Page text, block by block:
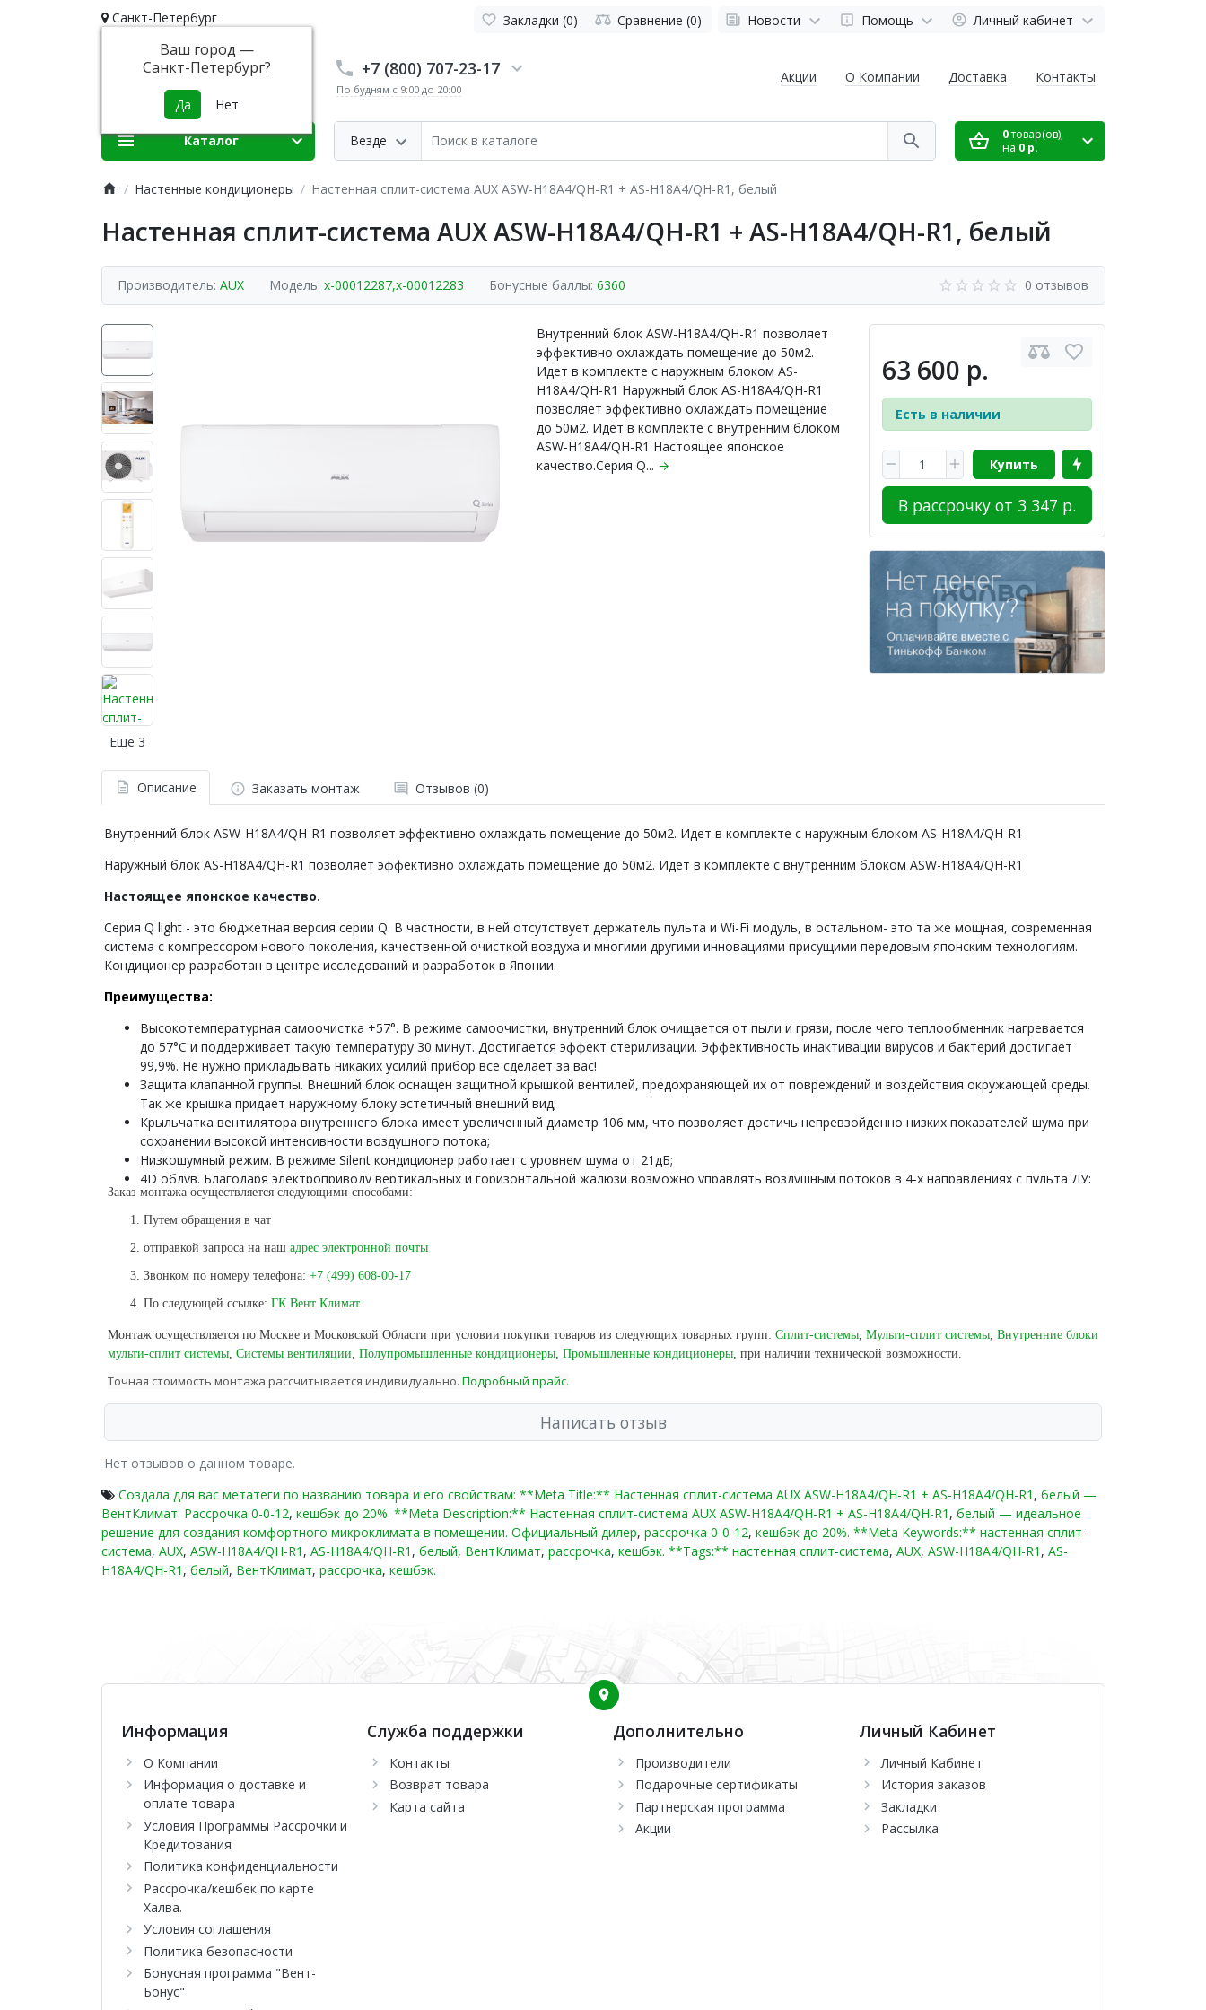
Санкт-Петербург
Ваш город —
Санкт-Петербург?
Закладки (0) Сравнение (0) Новости Помощь Личный кабинет
+7 (800) 707-23-17
По будням с 9:00 до 20:00
Везде
Акции О Компании Доставка Контакты
0товар(ов),
на 0 р.
Каталог
Настенные кондиционеры Настенная сплит-система AUX ASW-H18A4/QH-R1 + AS-H18A4/QH-R1, белый
Настенная сплит-система AUX ASW-H18A4/QH-R1 + AS-H18A4/QH-R1, белый
Производитель: AUX Модель: x-00012287,x-00012283 Бонусные баллы: 6360 0 отзывов
Ещё 3
63 600 р.
Есть в наличии
Купить
В рассрочку от 3 347 р.
Внутренний блок ASW-H18A4/QH-R1 позволяет
эффективно охлаждать помещение до 50м2.
Идет в комплекте с наружным блоком AS-
H18A4/QH-R1 Наружный блок AS-H18A4/QH-R1
позволяет эффективно охлаждать помещение
до 50м2. Идет в комплекте с внутренним блоком
ASW-H18A4/QH-R1 Настоящее японское
качество.Серия Q... →
Описание Заказать монтаж Отзывов (0)
Внутренний блок ASW-H18A4/QH-R1 позволяет эффективно охлаждать помещение до 50м2. Идет в комплекте с наружным блоком AS-H18A4/QH-R1
Наружный блок AS-H18A4/QH-R1 позволяет эффективно охлаждать помещение до 50м2. Идет в комплекте с внутренним блоком ASW-H18A4/QH-R1
Настоящее японское качество.
Серия Q light - это бюджетная версия серии Q. В частности, в ней отсутствует держатель пульта и Wi-Fi модуль, в остальном- это та же мощная, современная
система с компрессором нового поколения, качественной очисткой воздуха и многими другими инновациями присущими передовым японским технологиям.
Кондиционер разработан в центре исследований и разработок в Японии.
Преимущества:
Высокотемпературная самоочистка +57°. В режиме самоочистки, внутренний блок очищается от пыли и грязи, после чего теплообменник нагревается
до 57°С и поддерживает такую температуру 30 минут. Достигается эффект стерилизации. Эффективность инактивации вирусов и бактерий достигает
99,9%. Не нужно прикладывать никаких усилий прибор все сделает за вас!
Защита клапанной группы. Внешний блок оснащен защитной крышкой вентилей, предохраняющей их от повреждений и воздействия окружающей среды.
Так же крышка придает наружному блоку эстетичный внешний вид;
Крыльчатка вентилятора внутреннего блока имеет увеличенный диаметр 106 мм, что позволяет достичь непревзойденно низких показателей шума при
сохранении высокой интенсивности воздушного потока;
Низкошумный режим. В режиме Silent кондиционер работает с уровнем шума от 21дБ;
4D обдув. Благодаря электроприводу вертикальных и горизонтальной жалюзи возможно управлять воздушным потоков в 4-х направлениях с пульта ДУ;
Режим сна. Приносит пользу для здоровья и предотвращает нерациональный расход электроэнергии в ночное время;
Дисплей «Мираж» позволяет скрывать дисплей в выключенном состоянии на корпусе внутреннего блока;
максимально комфортной температуры в той части комнаты, где находится человек;
Cамодиагностика 360°. Встроенная система самодиагностики обеспечивает высокую надежность эксплуатации оборудования. Микропроцессор
дисплее внутреннего блока отобразит код ошибки. Благодаря этому, специалист быстро определит и устранит неисправность;
Функция «Антисквозняк». Работает в автоматическом режиме. При включении режима обогрева, для исключения дискомфорта, вызванного потоком
холодного воздуха, вентилятор внутреннего блока автоматически переключается на минимальную скорость, с последующим повышением скорости до
Пульт ДУ с подстветкой;
Удаленное управление Wi-Fi (опция).
Читать далее
Заказ монтажа осуществляется следующими способами:
Путем обращения в чат
отправкой запроса на наш адрес электронной почты
Звонком по номеру телефона: +7 (499) 608-00-17
По следующей ссылке: ГК Вент Климат
Монтаж осуществляется по Москве и Московской Области при условии покупки товаров из следующих товарных групп: Сплит-системы, Мульти-сплит системы, Внутренние блоки
мульти-сплит системы, Системы вентиляции, Полупромышленные кондиционеры, Промышленные кондиционеры, при наличии технической возможности.
Точная стоимость монтажа рассчитывается индивидуально. Подробный прайс.
Написать отзыв
Нет отзывов о данном товаре.
Создала для вас метатеги по названию товара и его свойствам: **Meta Title:** Настенная сплит-система AUX ASW-H18A4/QH-R1 + AS-H18A4/QH-R1 , белый —
ВентКлимат. Рассрочка 0-0-12, кешбэк до 20%. **Meta Description:** Настенная сплит-система AUX ASW-H18A4/QH-R1 + AS-H18A4/QH-R1 , белый — идеальное
решение для создания комфортного микроклимата в помещении. Официальный дилер, рассрочка 0-0-12, кешбэк до 20%. **Meta Keywords:** настенная сплит-
система, AUX, ASW-H18A4/QH-R1 , AS-H18A4/QH-R1 , белый, ВентКлимат, рассрочка, кешбэк. **Tags:** настенная сплит-система, AUX, ASW-H18A4/QH-R1 , AS-
H18A4/QH-R1 , белый, ВентКлимат, рассрочка, кешбэк.
Информация
О Компании
Информация о доставке и
оплате товара
Условия Программы Рассрочки и
Кредитования
Политика конфиденциальности
Рассрочка/кешбек по карте
Халва.
Условия соглашения
Политика безопасности
Бонусная программа "Вент-
Бонус"
Служба поддержки
Контакты
Возврат товара
Карта сайта
Дополнительно
Производители
Подарочные сертификаты
Партнерская программа
Акции
Личный Кабинет
Личный Кабинет
История заказов
Закладки
Рассылка